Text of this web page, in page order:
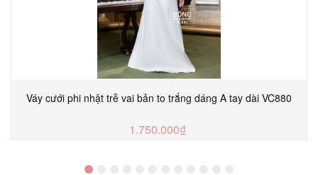
Váy cưới phi nhật trễ vai bản to trắng dáng A tay dài VC880
1.750.000₫